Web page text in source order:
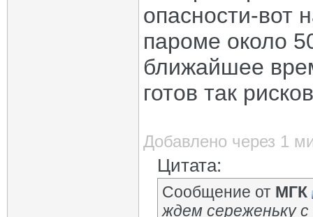
опасности-вот
пароме около
ближайшее
готов так
Добавлено через 1
Цитата:
Сообщение от МГК
ждем сереженьку с